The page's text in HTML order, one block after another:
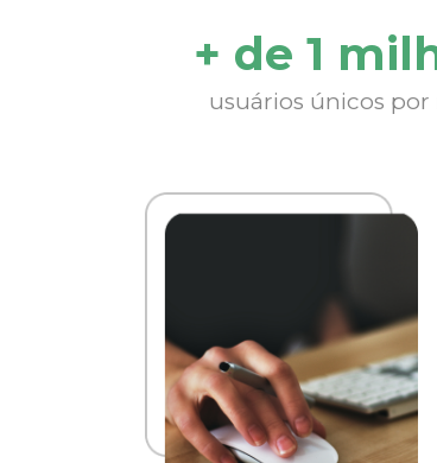
+ de 1
usuários únicos por